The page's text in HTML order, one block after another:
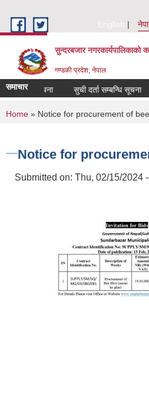
English
सुन्दरबजार नगरकार्यपालिकाको
गण्डकी प्रदेश, नेपाल
समाचारसूचना सुची दर्ता सम्बन्धि सूचना
You are here
Home » Notice for procurement of
Notice for
Submitted on: Thu, 02/15/2024